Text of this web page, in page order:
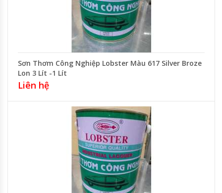
Sơn Thơm Công Nghiệp Lobster Màu 617 Silver Broze
Lon 3 Lít -1 Lít
Liên hệ